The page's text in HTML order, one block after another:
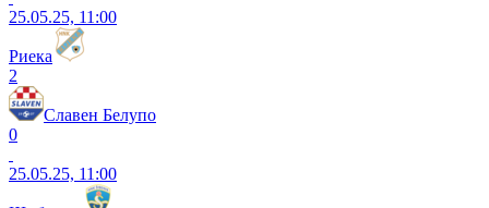
25.05.25, 11:00
Риека
2
Славен Белупо
0
25.05.25, 11:00